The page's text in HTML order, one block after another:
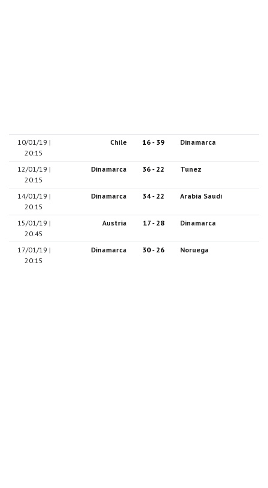
10/01/19 |
20:15
Chile 16 - 39 Dinamarca
12/01/19 |
20:15
Dinamarca 36 - 22 Tunez
14/01/19 |
20:15
Dinamarca 34 - 22 Arabia Saudi
15/01/19 |
20:45
Austria 17 - 28 Dinamarca
17/01/19 |
20:15
Dinamarca 30 - 26 Noruega